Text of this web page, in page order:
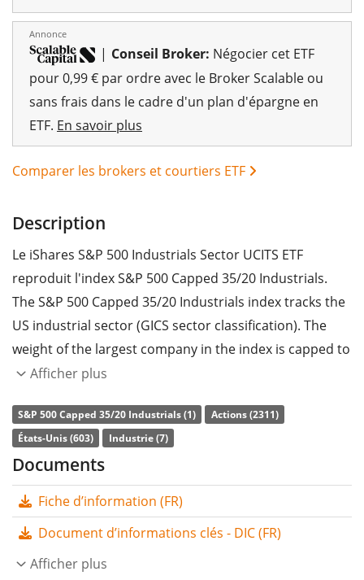
Annonce
| Conseil Broker: Négocier cet ETF
pour 0,99 € par ordre avec le Broker Scalable ou
sans frais dans le cadre d'un plan d'épargne en
ETF. En savoir plus
Comparer les brokers et courtiers ETF
Description
Le iShares S&P 500 Industrials Sector UCITS ETF
reproduit l'index S&P 500 Capped 35/20 Industrials.
The S&P 500 Capped 35/20 Industrials index tracks the
US industrial sector (GICS sector classification). The
weight of the largest company in the index is capped to
35%, the weight of all other companies to 20%.
Leratio des frais totaux(TER) de l'ETF s'élève à
p.a.. Le iShares S&P 500 Industrials Sector UCITS ETF
est le seul ETF qui suit l'indice S&P 500 Capped 35/20
sous-jacent en achetant toutes les composantes de
l’indice (réplication complète). Les dividendes de l'ETF
Afficher plus
S&P 500 Capped 35/20 Industrials (1)
Actions (2311)
États-Unis (603)
Industrie (7)
Documents
Fiche d’information (FR)
Document d’informations clés - DIC (FR)
Afficher plus